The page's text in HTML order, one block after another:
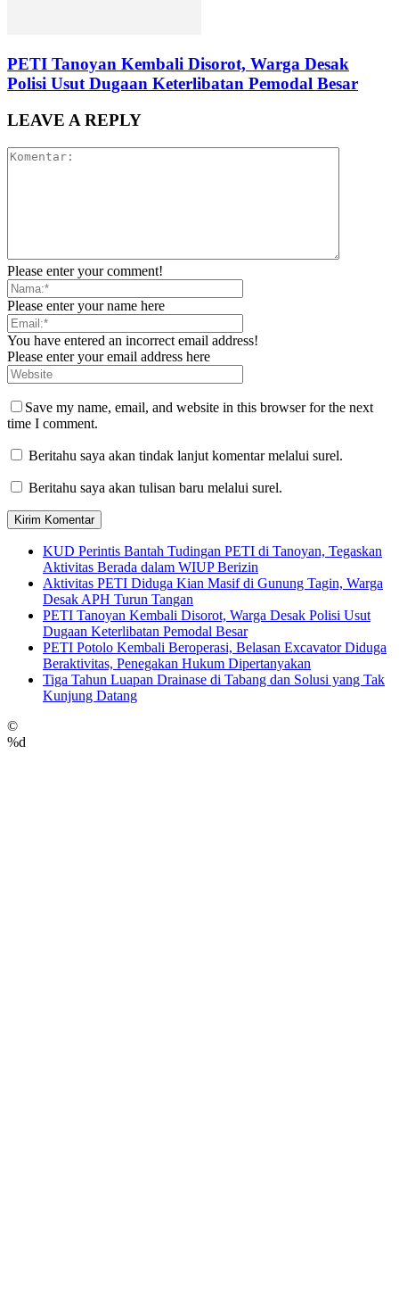
PETI Tanoyan Kembali Disorot, Warga Desak
Polisi Usut Dugaan Keterlibatan Pemodal Besar
LEAVE A REPLY
Please enter your comment!
Please enter your name here
You have entered an incorrect email address!
Please enter your email address here
Save my name, email, and website in this browser for the next
time I comment.
Beritahu saya akan tindak lanjut komentar melalui surel.
Beritahu saya akan tulisan baru melalui surel.
KUD Perintis Bantah Tudingan PETI di Tanoyan, Tegaskan
Aktivitas Berada dalam WIUP Berizin
Aktivitas PETI Diduga Kian Masif di Gunung Tagin, Warga
Desak APH Turun Tangan
PETI Tanoyan Kembali Disorot, Warga Desak Polisi Usut
Dugaan Keterlibatan Pemodal Besar
PETI Potolo Kembali Beroperasi, Belasan Excavator Diduga
Beraktivitas, Penegakan Hukum Dipertanyakan
Tiga Tahun Luapan Drainase di Tabang dan Solusi yang Tak
Kunjung Datang
©
%d